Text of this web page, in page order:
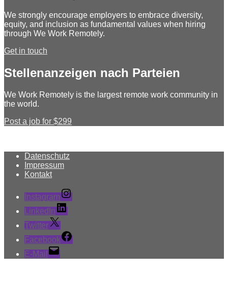
We strongly encourage employers to embrace diversity,
equity, and inclusion as fundamental values when hiring
through We Work Remotely.
Get in touch
Stellenanzeigen nach Parteien
We Work Remotely is the largest remote work community in
the world.
Post a job for $299
Datenschutz
Impressum
Kontakt
Instagram
LinkedIn
Twitter
Facebook
E-Mail